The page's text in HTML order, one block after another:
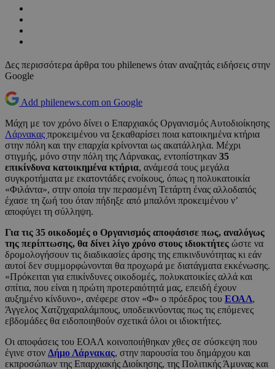
Δες περισσότερα άρθρα του philenews όταν αναζητάς ειδήσεις στην
Google
Add philenews.com on Google
Μάχη με τον χρόνο δίνει ο Επαρχιακός Οργανισμός Αυτοδιοίκησης
Λάρνακας προκειμένου να ξεκαθαρίσει ποια κατοικημένα κτήρια
στην πόλη και την επαρχία κρίνονται ως ακατάλληλα. Μέχρι
στιγμής, μόνο στην πόλη της Λάρνακας, εντοπίστηκαν 35
επικίνδυνα κατοικημένα κτήρια, ανάμεσά τους μεγάλα
συγκροτήματα με εκατοντάδες ενοίκους, όπως η πολυκατοικία
«Φιλάντα», στην οποία την περασμένη Τετάρτη ένας αλλοδαπός
έχασε τη ζωή του όταν πήδηξε από μπαλόνι προκειμένου ν’
αποφύγει τη σύλληψη.
Για τις 35 οικοδομές ο Οργανισμός αποφάσισε πως, αναλόγως
της περίπτωσης, θα δίνει λίγο χρόνο στους ιδιοκτήτες ώστε να
δρομολογήσουν τις διαδικασίες άρσης της επικινδυνότητας κι εάν
αυτοί δεν συμμορφώνονται θα προχωρά με διατάγματα εκκένωσης.
«Πρόκειται για επικίνδυνες οικοδομές, πολυκατοικίες αλλά και
σπίτια, που είναι η πρώτη προτεραιότητά μας, επειδή έχουν
αυξημένο κίνδυνο», ανέφερε στον «Φ» ο πρόεδρος του ΕΟΑΛ,
Άγγελος Χατζηχαραλάμπους, υποδεικνύοντας πως τις επόμενες
εβδομάδες θα ειδοποιηθούν σχετικά όλοι οι ιδιοκτήτες.
Οι αποφάσεις του ΕΟΑΛ κοινοποιήθηκαν χθες σε σύσκεψη που
έγινε στον Δήμο Λάρνακας, στην παρουσία του δημάρχου και
εκπροσώπων της Επαρχιακής Διοίκησης, της Πολιτικής Άμυνας και